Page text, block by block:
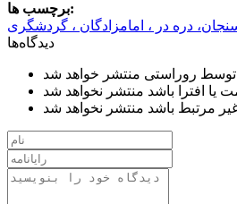
برچسب ها:
دره در ، امامزادگان ، گردشگری
دیدگاه‌ها